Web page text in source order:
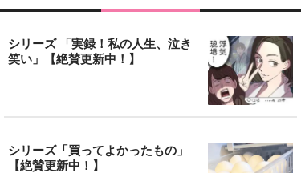
シリーズ 「実録！私の人生、泣き
笑い」【絶賛更新中！】
シリーズ「買ってよかったもの」
【絶賛更新中！】